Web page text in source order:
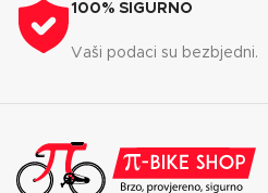
100% SIGURNO
Vaši podaci su bezbjedni.